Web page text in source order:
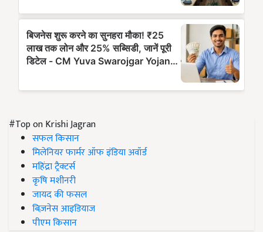
#Top on Krishi Jagran
सफल किसान
मिलेनियर फार्मर ऑफ इंडिया अवॉर्ड
महिंद्रा ट्रैक्टर्स
कृषि मशीनरी
जायद की फसल
बिज़नेस आइडियाज
पीएम किसान